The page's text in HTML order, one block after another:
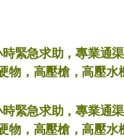
緊急求助，專業通
物，高壓槍，高壓水
緊急求助，專業通
物，高壓槍，高壓水